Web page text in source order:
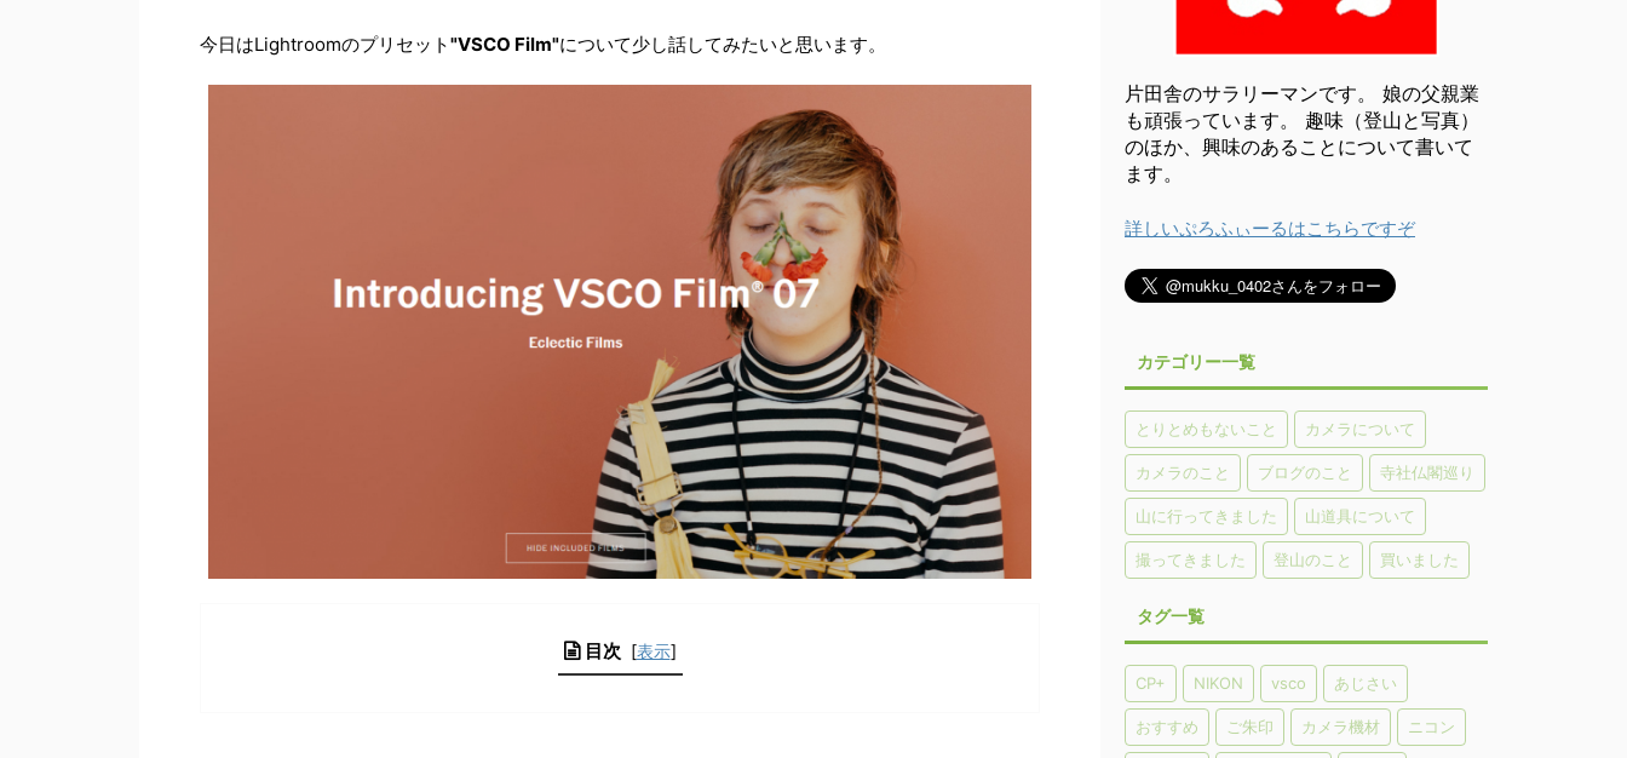
今日はLightroomのプリセット"VSCO Film"について少し話してみたいと思います。
目次 [表示]
片田舎のサラリーマンです。 娘の父親業
も頑張っています。 趣味（登山と写真）
のほか、興味のあることについて書いて
ます。
詳しいぷろふぃーるはこちらですぞ
カテゴリー一覧
とりとめもないこと カメラについて
カメラのこと ブログのこと 寺社仏閣巡り
山に行ってきました 山道具について
撮ってきました 登山のこと 買いました
タグ一覧
CP+ NIKON vsco あじさい
おすすめ ご朱印 カメラ機材 ニコン